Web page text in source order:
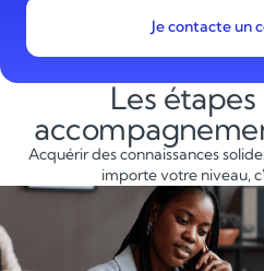
Je contacte un
Les
Acquérir des connaissances
importe votre niveau,